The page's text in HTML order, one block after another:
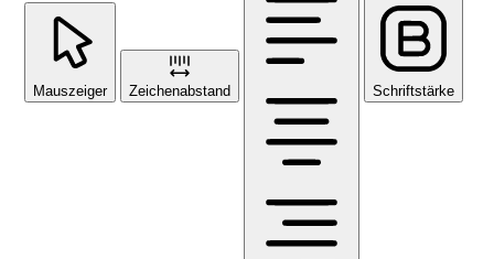
Mauszeiger Zeichenabstand Schriftstärke